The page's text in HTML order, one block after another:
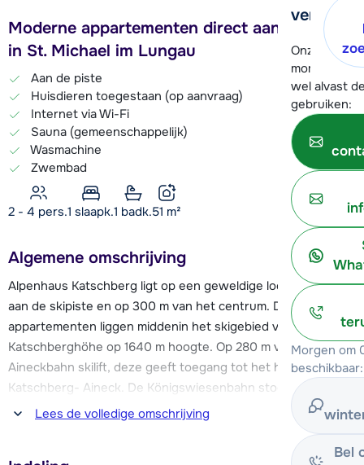
verder!
Onze
moment
wel alvast
gebruiken:
Morgen om
beschikbaar:
Bel
Moderne appartementen direct aan de piste
in St. Michael im Lungau
Aan de piste
Huisdieren toegestaan (op aanvraag)
Internet via Wi-Fi
Sauna (gemeenschappelijk)
Wasmachine
Zwembad
2 - 4 pers.1 slaapk.1 badk.51 m²
Algemene omschrijving
Alpenhaus Katschberg ligt op een geweldige locatie; direct
aan de skipiste en op 300 m van het centrum. De
appartementen liggen middenin het skigebied van de
Katschberghöhe op 1640 m hoogte. Op 280 m vind je de
Aineckbahn skilift, deze geeft toegang tot het hele skigebied
Katschberg- Aineck. De Königswiesenbahn stoeltjeslift met
de oefenpiste ligt op 450 m en op 950 m vind je de
Tschaneckbahn. De skibushalte ligt op 200 meter dus je
kunt ook gaan skiën in de andere skigebieden van de
Lees de volledige omschrijving